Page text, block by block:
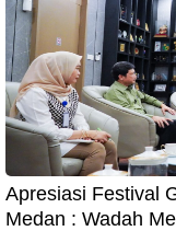
Apresiasi Festival
Medan : Wadah